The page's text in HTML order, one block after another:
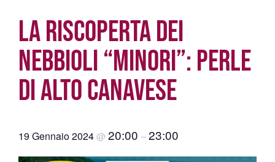
Ricevi Newsletter
LA RISCOPERTA DEI
NEBBIOLI “MINORI”: PERLE
DI ALTO CANAVESE
19 Gennaio 2024@ 20:00 –23:00